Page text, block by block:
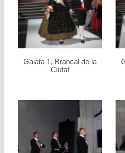
Gaiata 1, Brancal de la
Ciutat